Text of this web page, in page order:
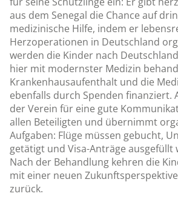
aus dem Senegal die Chance auf
medizinische Hilfe, indem er
Herzoperationen in Deutschland
werden die Kinder nach
hier mit modernster Medizin
Krankenhausaufenthalt und die
ebenfalls durch Spenden finanziert.
der Verein für eine gute
allen Beteiligten und übernimmt
Aufgaben: Flüge müssen gebucht,
getätigt und Visa-Anträge ausgefüllt
Nach der Behandlung kehren die
mit einer neuen
zurück.